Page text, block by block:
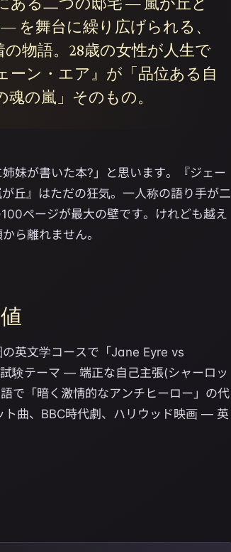
を舞台に繰り広げられる、
物語。28歳の女性が人生で
ーン・エア』が「品位ある自
の嵐」そのもの。
妹が書いた本?」と思います。『ジェー
丘』はただの狂気。一人称の語り手が二
ページが最大の壁です。けれども越え
ら離れません。
の英文学コースで「Jane Eyre vs
験テーマ — 端正な自己主張(シャーロッ
で「暗く激情的なアンチヒーロー」の代
曲、BBC時代劇、ハリウッド映画 — 英